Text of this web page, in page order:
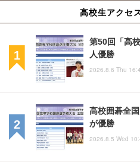
高校生アクセ
第50回「高
人優勝
2026.8.6 Thu
高校囲碁全
が優勝
2026.8.5 Wed